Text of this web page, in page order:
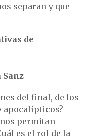
separan y que
de
Sanz
del final, de los
apocalípticos?
permitan
es el rol de la